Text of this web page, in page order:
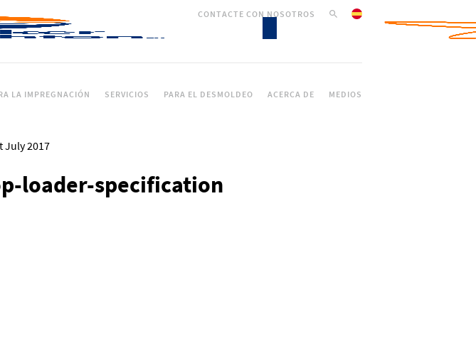
LA IMPREGNACIÓN SERVICIOS PARA EL DESMOLDEO ACERCA DE MEDIOS
CONTACTE CON NOSOTROS
July 2017
loader-specification